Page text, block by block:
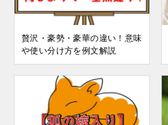
贅沢・豪勢・豪華の違い！意味
や使い分け方を例文解説